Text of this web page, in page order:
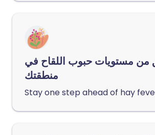
من مستويات حبوب اللقاح في
منطقتك
Stay one step ahead of hay